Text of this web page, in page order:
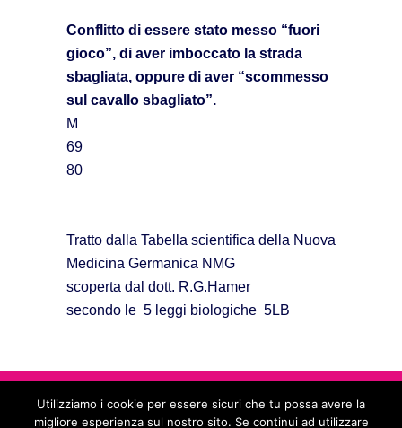
Conflitto di essere stato messo “fuori
gioco”, di aver imboccato la strada
sbagliata, oppure di aver “scommesso
sul cavallo sbagliato”.
M
69
80
Tratto dalla Tabella scientifica della Nuova
Medicina Germanica NMG
scoperta dal dott. R.G.Hamer
secondo le 5 leggi biologiche 5LB
leggi biologiche - Paoki Rimedi Naturali ®
di Paola Polimeni - Via Giovanni Mario Copello, 2/5 - 16043
Utilizziamo i cookie per essere sicuri che tu possa avere la
migliore esperienza sul nostro sito. Se continui ad utilizzare